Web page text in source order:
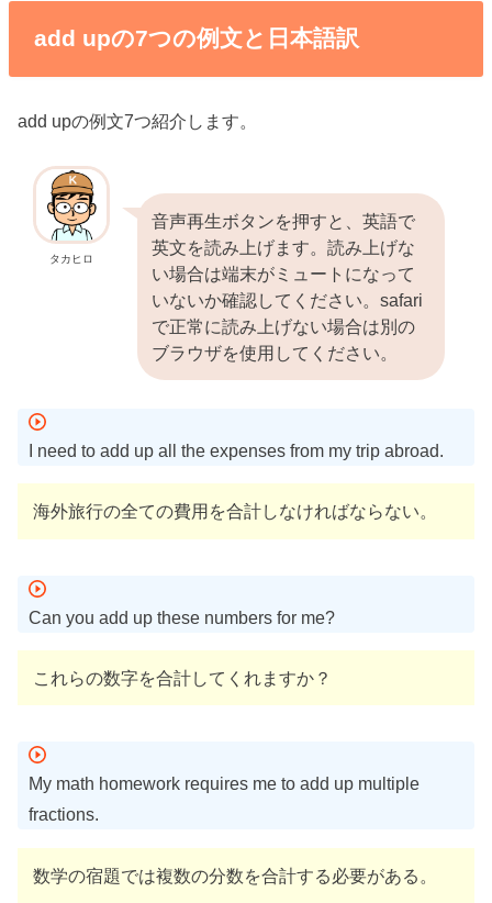
add upの7つの例文と日本語訳
add upの例文7つ紹介します。
タカヒロ
音声再生ボタンを押すと、英語で
英文を読み上げます。読み上げな
い場合は端末がミュートになって
いないか確認してください。safari
で正常に読み上げない場合は別の
ブラウザを使用してください。
I need to add up all the expenses from my trip abroad.
海外旅行の全ての費用を合計しなければならない。
Can you add up these numbers for me?
これらの数字を合計してくれますか？
My math homework requires me to add up multiple
fractions.
数学の宿題では複数の分数を合計する必要がある。